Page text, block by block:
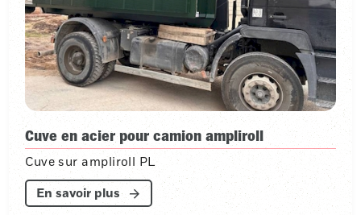
Cuve en acier pour camion ampliroll
Cuve sur ampliroll PL
En savoir plus